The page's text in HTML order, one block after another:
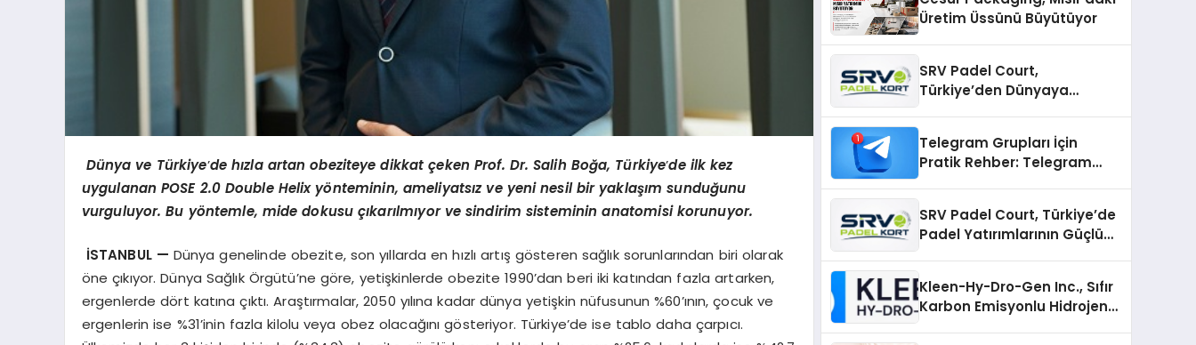
Dünya ve Türkiye’de hızla artan obeziteye dikkat çeken Prof. Dr. Salih Boğa, Türkiye’de ilk kez
uygulanan POSE 2.0 Double Helix yönteminin, ameliyatsız ve yeni nesil bir yaklaşım sunduğunu
vurguluyor. Bu yöntemle, mide dokusu çıkarılmıyor ve sindirim sisteminin anatomisi korunuyor.
İSTANBUL — Dünya genelinde obezite, son yıllarda en hızlı artış gösteren sağlık sorunlarından biri olarak
öne çıkıyor. Dünya Sağlık Örgütü’ne göre, yetişkinlerde obezite 1990’dan beri iki katından fazla artarken,
ergenlerde dört katına çıktı. Araştırmalar, 2050 yılına kadar dünya yetişkin nüfusunun %60’ının, çocuk ve
ergenlerin ise %31’inin fazla kilolu veya obez olacağını gösteriyor. Türkiye’de ise tablo daha çarpıcı.
Üretim Üssünü Büyütüyor
SRV Padel Court,
Türkiye’den Dünyaya
Telegram Grupları İçin
Pratik Rehber: Telegram
SRV Padel Court, Türkiye’de
Padel Yatırımlarının Güçlü
Kleen-Hy-Dro-Gen Inc., Sıfır
Karbon Emisyonlu Hidrojen